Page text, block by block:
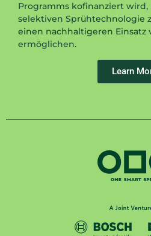
Programms kofinanziert wird,
selektiven Sprühtechnologie
einen nachhaltigeren Einsatz
ermöglichen.
Learn